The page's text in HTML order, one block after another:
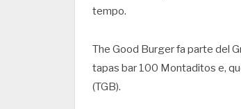
tempo.
The Good Burger fa parte del
tapas bar 100 Montaditos e,
(TGB).